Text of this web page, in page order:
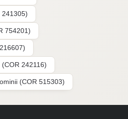
241305)
754201)
242116)
(COR 515303)